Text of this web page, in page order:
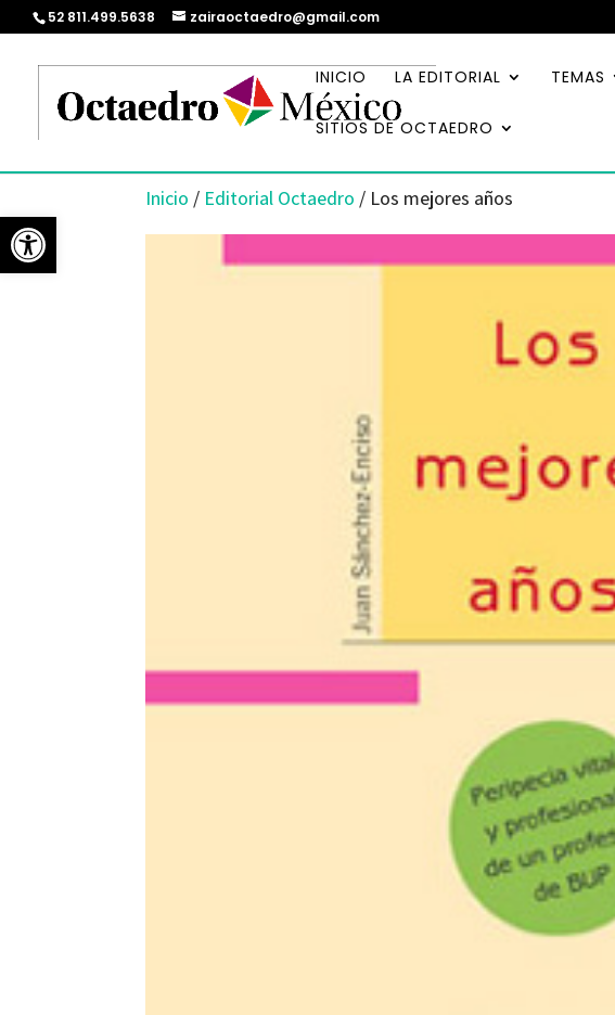
Abrir barra de herramientas
52 811.499.5638 zairaoctaedro@gmail.com
INICIO LA EDITORIAL TEMAS
SITIOS DE OCTAEDRO
Inicio / Editorial Octaedro / Los mejores años